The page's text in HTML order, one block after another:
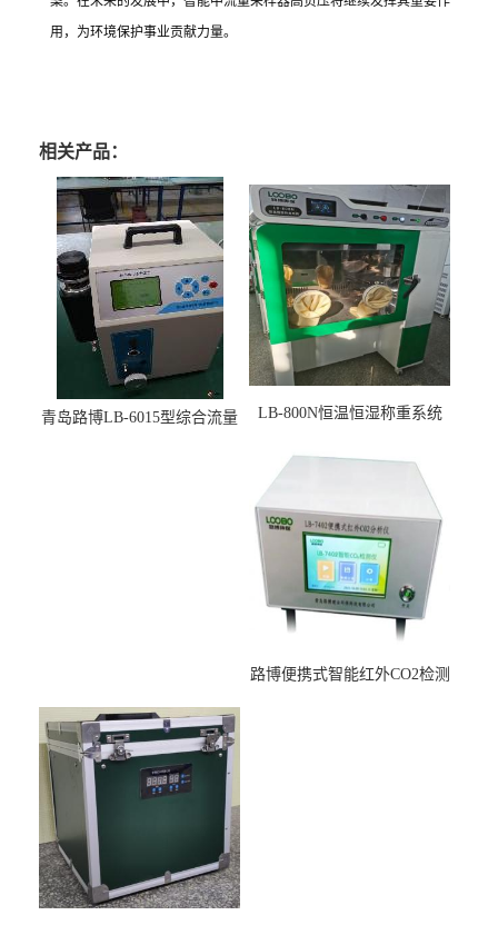
用，为环境保护事业贡献力量。
相关产品：
青岛路博LB-6015型综合流量
LB-800N恒温恒湿称重系统
路博便携式智能红外CO2检测